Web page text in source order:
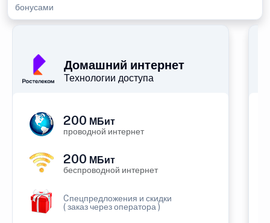
бонусами
Домашний интернет
Технологии доступа
200 МБит
проводной интернет
200 МБит
беспроводной интернет
Cпецпредложения и скидки
( заказ через оператора )